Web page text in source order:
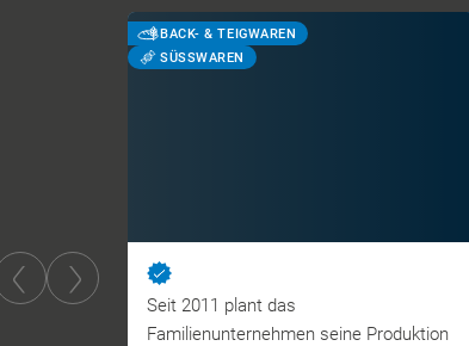
BACK- & TEIGWAREN
SÜSSWAREN
Seit 2011 plant das
Familienunternehmen seine Produktion